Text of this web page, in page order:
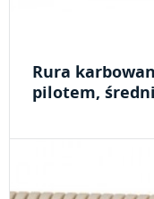
Rura
pilotem,